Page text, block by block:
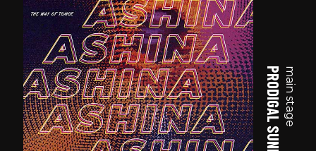
main stage
PRODIGAL SUNBURN